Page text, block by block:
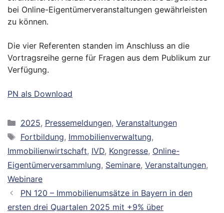
bei Online-Eigentümerveranstaltungen gewährleisten
zu können.
Die vier Referenten standen im Anschluss an die
Vortragsreihe gerne für Fragen aus dem Publikum zur
Verfügung.
PN als Download
Kategorien
2025, Pressemeldungen, Veranstaltungen
Schlagwörter
Fortbildung, Immobilienverwaltung,
Immobilienwirtschaft, IVD, Kongresse, Online-
Eigentümerversammlung, Seminare, Veranstaltungen,
Webinare
PN 120 – Immobilienumsätze in Bayern in den
ersten drei Quartalen 2025 mit +9% über